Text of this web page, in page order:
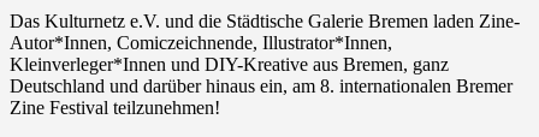
Das Kulturnetz e.V. und die Städtische Galerie Bremen laden Zine-
Autor*Innen, Comiczeichnende, Illustrator*Innen,
Kleinverleger*Innen und DIY-Kreative aus Bremen, ganz
Deutschland und darüber hinaus ein, am 8. internationalen Bremer
Zine Festival teilzunehmen!